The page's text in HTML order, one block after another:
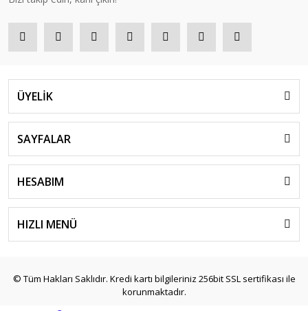
ÜYELİK
SAYFALAR
HESABIM
HIZLI MENÜ
© Tüm Hakları Saklıdır. Kredi kartı bilgileriniz 256bit SSL sertifikası ile
korunmaktadır.